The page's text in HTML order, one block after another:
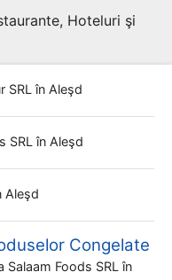
Hoteluri şi
SRL în Aleşd
SRL în Aleşd
Aleşd
Congelate
Salaam Foods SRL în